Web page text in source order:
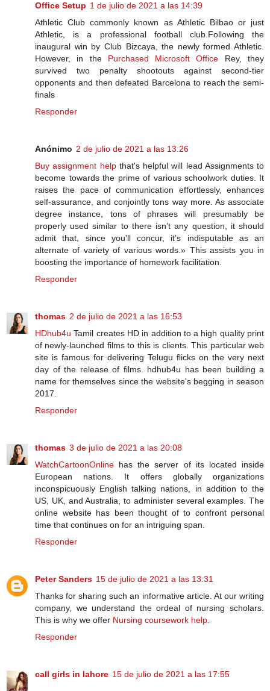
Office Setup 1 de julio de 2021 a las 14:39
Athletic Club commonly known as Athletic Bilbao or just
Athletic, is a professional football club.Following the
inaugural win by Club Bizcaya, the newly formed Athletic.
However, in the Purchased Microsoft Office Rey, they
survived two penalty shootouts against second-tier
opponents and then defeated Barcelona to reach the semi-​
finals
Responder
Anónimo 2 de julio de 2021 a las 13:26
Buy assignment helpthat's helpful will lead Assignments to
become towards the prime of various schoolwork duties. It
raises the pace of communication effortlessly, enhances
self-assurance, and conjointly tons way more. As associate
degree instance, tons of phrases will presumably be
properly used similar to there isn’t any question, it should
admit that, since you'll concur, it’s indisputable as an
alternate of variety of various words.» This assists you in
boosting the importance of homework facilitation.
Responder
thomas 2 de julio de 2021 a las 16:53
HDhub4u Tamil creates HD in addition to a high quality print
of newly-launched films to this is clients. This particular web
site is famous for delivering Telugu flicks on the very next
day of the release of films. hdhub4u has been building a
name for themselves since the website's begging in season
2017.
Responder
thomas 3 de julio de 2021 a las 20:08
WatchCartoonOnline has the server of its located inside
European nations. It offers globally organizations
inconspicuously English talking nations, in addition to the
US, UK, and Australia, to administer several examples. The
online website has been thought of to confront personal
time that continues on for an intriguing span.
Responder
Peter Sanders 15 de julio de 2021 a las 13:31
Thanks for sharing such an informative article. At our writing
company, we understand the ordeal of nursing scholars.
This is why we offer Nursing coursework help.
Responder
call girls in lahore 15 de julio de 2021 a las 17:55